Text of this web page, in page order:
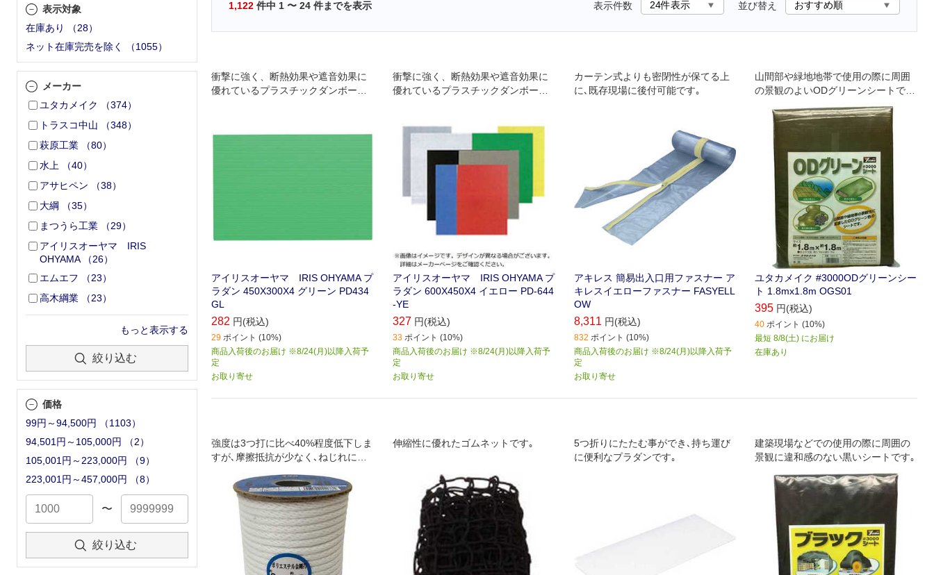
表示対象
在庫あり
（28）
ネット在庫完売を除く
（1055）
メーカー
ユタカメイク
（374）
トラスコ中山
（348）
萩原工業
（80）
水上
（40）
アサヒペン
（38）
大綱
（35）
まつうら工業
（29）
アイリスオーヤマ IRIS
OHYAMA
（26）
エムエフ
（23）
高木綱業
（23）
もっと表示する
絞り込む
価格
99円～94,500円
（1103）
94,501円～105,000円
（2）
105,001円～223,000円
（9）
223,001円～457,000円
（8）
〜
絞り込む
1,122 件中 1 〜 24 件までを表示 表示件数 並び替え
衝撃に強く、断熱効果や遮音効果に
優れているプラスチックダンボール
アイリスオーヤマ IRIS OHYAMA プ
ラダン 450X300X4 グリーン PD434
GL
282 円(税込)
29 ポイント (10%)
商品入荷後のお届け ※8/24(月)以降入荷予
定
お取り寄せ
衝撃に強く、断熱効果や遮音効果に
優れているプラスチックダンボール
アイリスオーヤマ IRIS OHYAMA プ
ラダン 600X450X4 イエロー PD-644
-YE
327 円(税込)
33 ポイント (10%)
商品入荷後のお届け ※8/24(月)以降入荷予
定
お取り寄せ
カーテン式よりも密閉性が保てる上
に､既存現場に後付可能です｡
アキレス 簡易出入口用ファスナー ア
キレスイエローファスナー FASYELL
OW
8,311 円(税込)
832 ポイント (10%)
商品入荷後のお届け ※8/24(月)以降入荷予
定
お取り寄せ
山間部や緑地地帯で使用の際に周囲
の景観のよいODグリーンシートで
ユタカメイク #3000ODグリーンシー
ト 1.8mx1.8m OGS01
395 円(税込)
40 ポイント (10%)
最短 8/8(土) にお届け
在庫あり
強度は3つ打に比べ40%程度低下しま
すが､摩擦抵抗が少なく､ねじれにく
伸縮性に優れたゴムネットです｡
5つ折りにたたむ事ができ､持ち運び
に便利なプラダンです｡
建築現場などでの使用の際に周囲の
景観に違和感のない黒いシートです｡